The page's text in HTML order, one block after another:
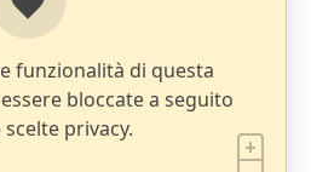
funzionalità di questa
bloccate a seguito
privacy.